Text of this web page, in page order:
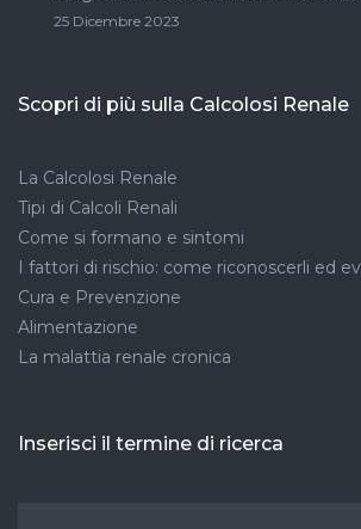
25 Dicembre 2023
Scopri di più sulla Calcolosi Renale
La Calcolosi Renale
Tipi di Calcoli Renali
Come si formano e sintomi
I fattori di rischio: come riconoscerli ed
Cura e Prevenzione
Alimentazione
La malattia renale cronica
Inserisci il termine di ricerca